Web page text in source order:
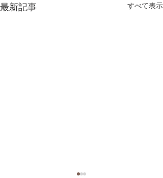
最新記事 すべて表示